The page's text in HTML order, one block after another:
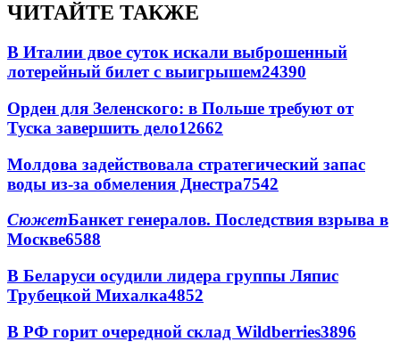
ЧИТАЙТЕ ТАКЖЕ
В Италии двое суток искали выброшенный
лотерейный билет с выигрышем24390
Орден для Зеленского: в Польше требуют от
Туска завершить дело12662
Молдова задействовала стратегический запас
воды из-за обмеления Днестра7542
СюжетБанкет генералов. Последствия взрыва в
Москве6588
В Беларуси осудили лидера группы Ляпис
Трубецкой Михалка4852
В РФ горит очередной склад Wildberries3896